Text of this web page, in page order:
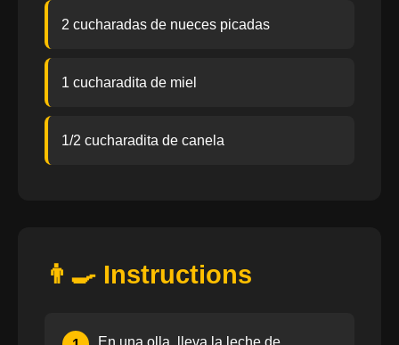
2 cucharadas de nueces picadas
1 cucharadita de miel
1/2 cucharadita de canela
👨‍🍳 Instructions
En una olla, lleva la leche de